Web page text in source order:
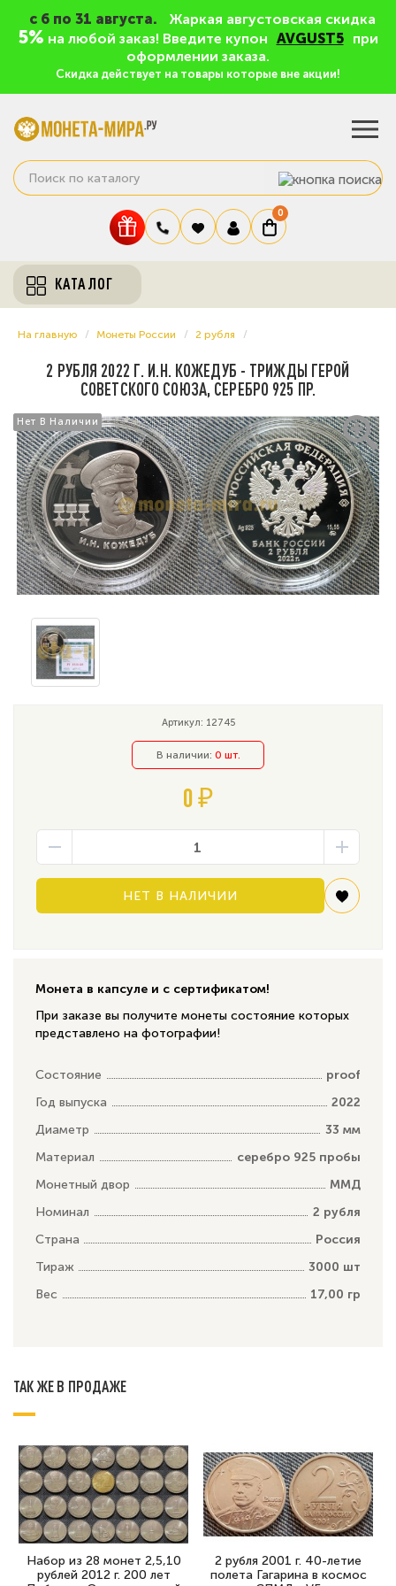
c 6 по 31 августа. Жаркая августовская скидка
5% на любой заказ! Введите купон AVGUST5
при
оформлении заказа.
Скидка действует на товары которые вне акции!
0
КАТАЛОГ
На главную Монеты России 2 рубля
2 РУБЛЯ 2022 Г. И.Н. КОЖЕДУБ - ТРИЖДЫ ГЕРОЙ
СОВЕТСКОГО СОЮЗА, СЕРЕБРО 925 ПР.
Нет В Наличии
Нет В Наличии
Артикул: 12745
В наличии: 0 шт.
0 ₽
НЕТ В НАЛИЧИИ
Монета в капсуле и с сертификатом!
При заказе вы получите монеты состояние которых
представлено на фотографии!
Состояние
proof
Год выпуска
2022
Диаметр
33 мм
Материал
серебро 925 пробы
Монетный двор
ММД
Номинал
2 рубля
Страна
Россия
Тираж
3000 шт
Вес
17,00 гр
ТАК ЖЕ В ПРОДАЖЕ
Набор из 28 монет 2,5,10
рублей 2012 г. 200 лет
2 рубля 2001 г. 40-летие
полета Гагарина в космос